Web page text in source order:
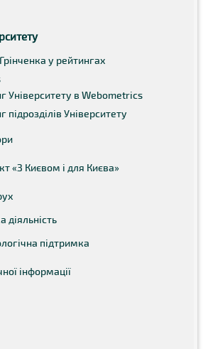
у рейтингах
Університету в Webometrics
підрозділів Університету
«З Києвом і для Києва»
діяльність
підтримка
інформації
Грінченка посів такі місця з-поміж
з 76 ЗВО;
місце з 150 ЗВО.